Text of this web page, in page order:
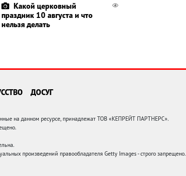
Какой церковный
праздник 10 августа и что
нельзя делать
ДОСУГ
на данном ресурсе, принадлежат ТОВ «КЕПРЕЙТ ПАРТНЕРС».
произведений правообладателя Getty Images - строго запрещено.